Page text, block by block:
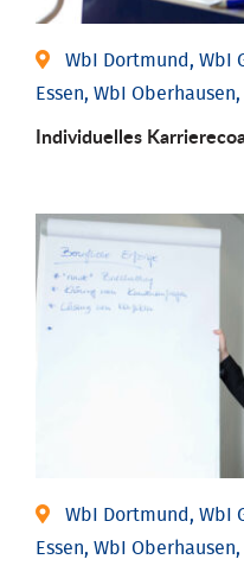
WbI Dortmund, WbI
Essen, WbI
Individu­elles
WbI Dortmund, WbI
Essen, WbI